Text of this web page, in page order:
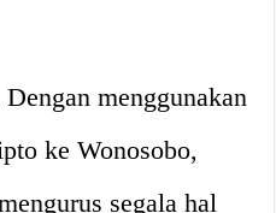
menggunakan
ke Wonosobo,
segala hal